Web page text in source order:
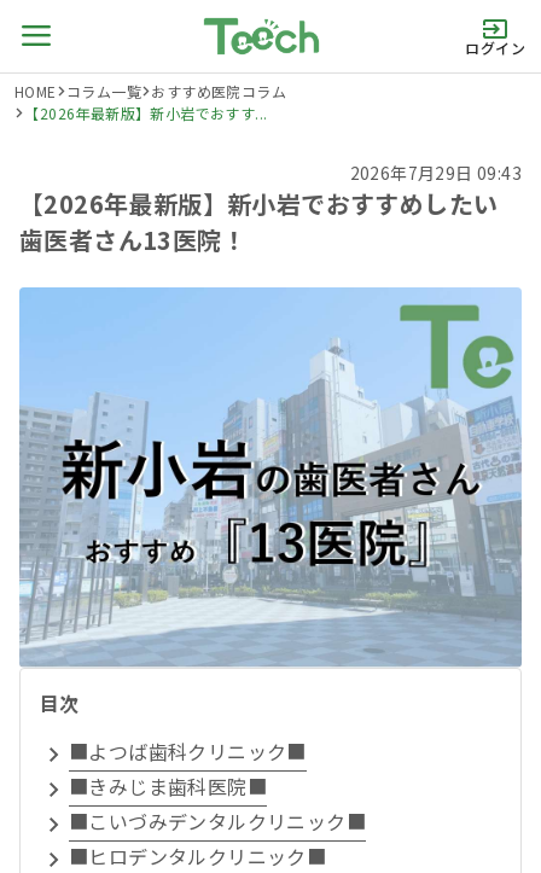
ログイン
HOME コラム一覧 おすすめ医院コラム
【2026年最新版】新小岩でおすす...
2026年7月29日 09:43
【2026年最新版】新小岩でおすすめしたい
歯医者さん13医院！
目次
■よつば歯科クリニック■
■きみじま歯科医院■
■こいづみデンタルクリニック■
■ヒロデンタルクリニック■